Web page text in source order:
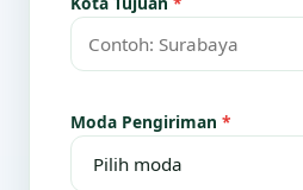
Moda Pengiriman *